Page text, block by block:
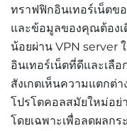
ทราฟฟิกอินเทอร์เน็ตข
และข้อมูลของคุณต้องเ
น้อยผ่าน VPN server
อินเทอร์เน็ตที่ดีและเลื
สังเกตเห็นความแตกต่
โปรโตคอลสมัยใหม่อย่
โดยเฉพาะเพื่อลดผลก